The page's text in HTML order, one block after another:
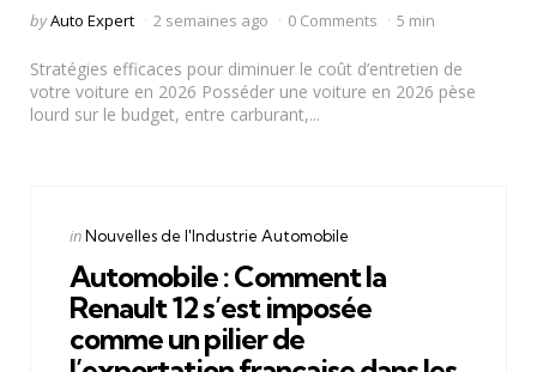
Posted
byAuto Expert 2 semaines ago 0 Comments 5 min
Stratégies efficaces pour diminuer le coût d’entretien de
votre voiture en 2026 Posséder une voiture en 2026 pèse
lourd sur le budget, entre carburant,...
Categories
Posted
inNouvelles de l'Industrie Automobile
Automobile : Comment la
Renault 12 s’est imposée
comme un pilier de